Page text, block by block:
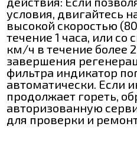
условия, двигайтесь
высокой скоростью
течение 1 часа, или со
км/ч в течение более
завершения
фильтра индикатор
автоматически. Если
продолжает гореть,
авторизованную
для проверки и